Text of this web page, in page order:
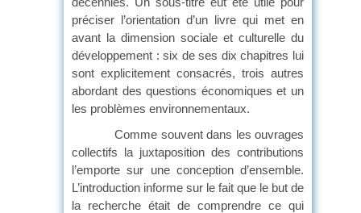
préciser l’orientation d’un livre qui met en
avant la dimension sociale et culturelle du
développement : six de ses dix chapitres lui
sont explicitement consacrés, trois autres
abordant des questions économiques et un
les problèmes environnementaux.
Comme souvent dans les ouvrages
collectifs la juxtaposition des contributions
l’emporte sur une conception d’ensemble.
L’introduction informe sur le fait que le but de
la recherche était de comprendre ce qui